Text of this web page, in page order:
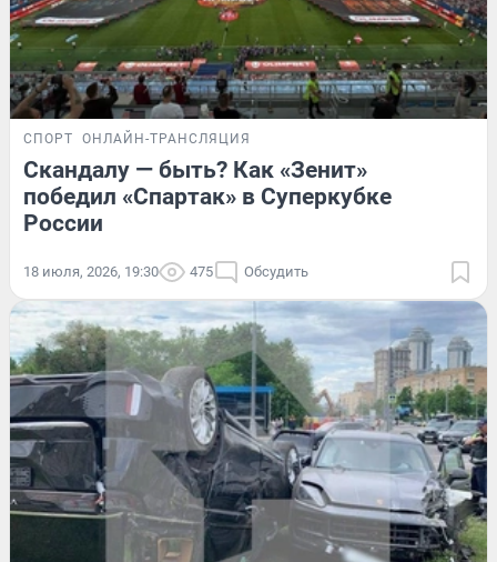
СПОРТ ОНЛАЙН-ТРАНСЛЯЦИЯ
Скандалу — быть? Как «Зенит»
победил «Спартак» в Суперкубке
России
18 июля, 2026, 19:30 475 Обсудить